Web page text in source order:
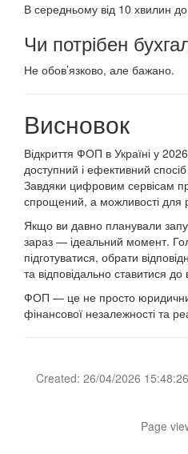
В середньому від 10 хвилин
Чи потрібен
Не обов’язково, але бажано.
Висновок
Відкриття ФОП в Україні у
доступний і ефективний
Завдяки цифровим сервісам
спрощений, а можливості для
Якщо ви давно планували
зараз — ідеальний момент.
підготуватися, обрати
та відповідально ставитися до
ФОП — це не просто
фінансової незалежності та
Created: 26/04/2026 15:48:26
Page